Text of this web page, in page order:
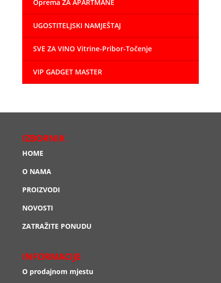
Oprema ZA APARTMANE
UGOSTITELJSKI NAMJEŠTAJ
SVE ZA VINO Vitrine-Pribor-Točenje
VIP GADGET MASTER
IZBORNIK
HOME
O NAMA
PROIZVODI
NOVOSTI
ZATRAŽITE PONUDU
INFORMACIJE
O prodajnom mjestu